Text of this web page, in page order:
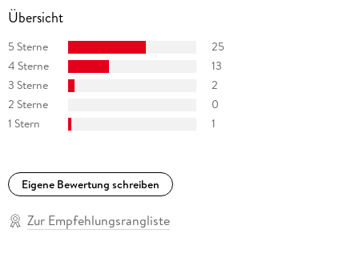
Übersicht
5 Sterne
25
4 Sterne
13
3 Sterne
2
2 Sterne
0
1 Stern
1
Eigene Bewertung schreiben
Zur Empfehlungsrangliste